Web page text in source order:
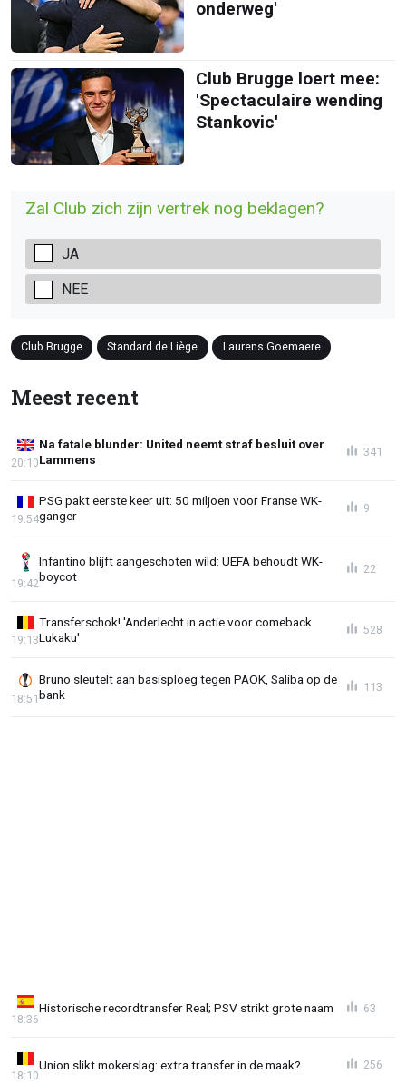
onderweg'
Club Brugge loert mee:
'Spectaculaire wending
Stankovic'
Zal Club zich zijn vertrek nog beklagen?
JA
NEE
Club Brugge Standard de Liège Laurens Goemaere
Meest recent
Na fatale blunder: United neemt straf besluit over
Lammens
20:10
341
PSG pakt eerste keer uit: 50 miljoen voor Franse WK-
ganger
19:54
9
Infantino blijft aangeschoten wild: UEFA behoudt WK-
boycot
19:42
22
Transferschok! 'Anderlecht in actie voor comeback
Lukaku'
19:13
528
Bruno sleutelt aan basisploeg tegen PAOK, Saliba op de
bank
18:51
113
Historische recordtransfer Real; PSV strikt grote naam
18:36
63
Union slikt mokerslag: extra transfer in de maak?
18:10
256